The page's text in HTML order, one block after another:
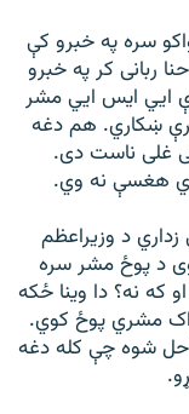
سره په خبرو کې
ربانی کر په خبرو
ايي ايس ايي مشر
ښکاري. هم دغه
غلی ناست دی.
هغسې نه وي.
د وزيراعظم
د پوځ مشر سره
که نه؟ دا وينا ځکه
مشري پوځ کوي.
حل شوه چې کله دغه